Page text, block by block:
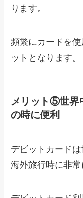
ります。
頻繁にカードを
ットとなります。
メリット⑤世界
の時に便利
デビットカード
海外旅行時に非常